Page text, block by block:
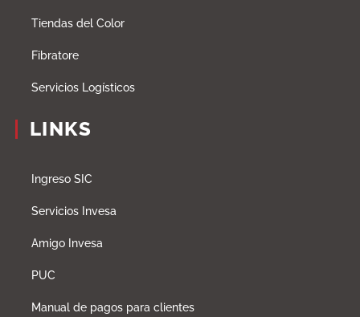
Tiendas del Color
Fibratore
Servicios Logísticos
LINKS
Ingreso SIC
Servicios Invesa
Amigo Invesa
PUC
Manual de pagos para clientes